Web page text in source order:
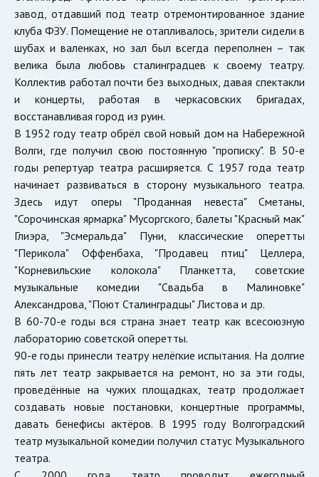
завод, отдавший под театр отремонтированное здание
клуба ФЗУ. Помещение не отапливалось, зрители сидели в
шубах и валенках, но зал был всегда переполнен – так
велика была любовь сталинградцев к своему театру.
Коллектив работал почти без выходных, давая спектакли
и концерты, работая в черкасовских бригадах,
восстанавливая город из руин.
В 1952 году театр обрёл свой новый дом на Набережной
Волги, где получил свою постоянную "прописку". В 50-е
годы репертуар театра расширяется. С 1957 года театр
начинает развиваться в сторону музыкального театра.
Здесь идут оперы "Проданная невеста" Сметаны,
"Сорочинская ярмарка" Мусоргского, балеты "Красный мак"
Глиэра, "Эсмеральда" Пуни, классические оперетты
"Перикола" Оффенбаха, "Продавец птиц" Целлера,
"Корневильские колокола" Планкетта, советские
музыкальные комедии "Свадьба в Малиновке"
Александрова, "Поют Сталинградцы" Листова и др.
В 60-70-е годы вся страна знает театр как всесоюзную
лабораторию советской оперетты.
90-е годы принесли театру нелёгкие испытания. На долгие
пять лет театр закрывается на ремонт, но за эти годы,
проведённые на чужих площадках, театр продолжает
создавать новые постановки, концертные программы,
давать бенефисы актёров. В 1995 году Волгоградский
театр музыкальной комедии получил статус Музыкального
театра.